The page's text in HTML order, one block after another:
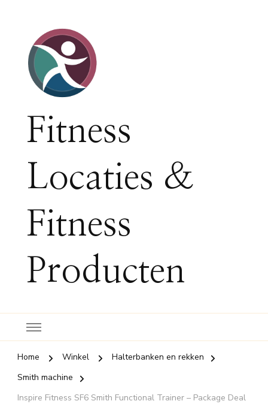
Fitness
Locaties &
Fitness
Producten
Home Winkel
Halterbanken en rekken
Smith machine
Inspire Fitness SF6 Smith Functional Trainer – Package Deal